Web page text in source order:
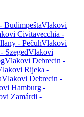
BudimpeštaVlakovi
Civitavecchia -
- PečuhVlakovi
SzegedVlakovi
Vlakovi Debrecin -
Rijeka -
Vlakovi Debrecin -
Hamburg -
Zamárdi -